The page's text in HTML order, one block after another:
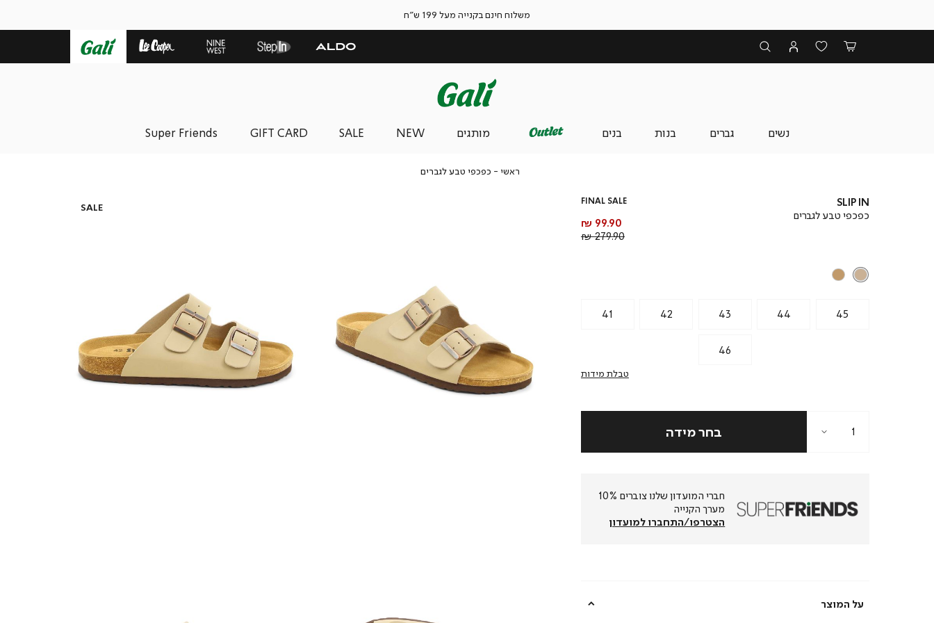
משלוח חינם בקנייה מעל 199 ש"ח
נשים גברים בנות בנים מותגים NEW
SALE
GIFT CARD
Super Friends
ראשי ראשי
כפכפי טבע לגבריםכפכפי
SLIP IN
כפכפי טבע לגברים
FINAL SALE
מחיר
מוצר
99.90 ₪
מחיר
279.90 ₪
41 42 43 44 45
46
טבלת מידות
חברי המועדון שלנו צוברים 10%
מערך הקנייה
הצטרפו/התחברו למועדון
על המוצר
SALE